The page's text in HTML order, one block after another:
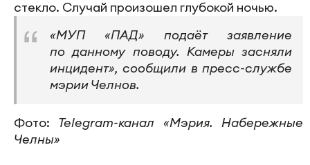
стекло. Случай произошел глубокой ночью.
«МУП «ПАД» подаёт заявление
по данному поводу. Камеры засняли
инцидент», сообщили в пресс-службе
мэрии Челнов.
Фото: Telegram-канал «Мэрия. Набережные
Челны»